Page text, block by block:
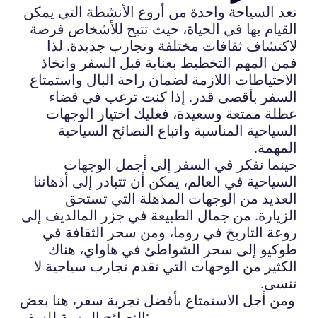
تعد السياحة واحدة من أروع الأنشطة التي يمكن
القيام بها في الحياة، حيث تتيح للأشخاص فرصة
لاكتشاف ثقافات مختلفة وتجارب جديدة. لذا
فمن المهم التخطيط بعناية قبل السفر واتخاذ
الاحتياطات اللازمة لضمان راحة البال واستمتاع
السفر بأقصى قدر. إذا كنت ترغب في قضاء
عطلة ممتعة وسعيدة، فعليك اختيار الوجهات
السياحية المناسبة واتباع النصائح السياحية
المهمة.
حينما نفكر في السفر إلى أجمل الوجهات
السياحية في العالم، يمكن أن تتبادر إلى أذهاننا
العديد من الوجهات المذهلة التي تستحق
الزيارة. من جمال الطبيعة في جزر المالديف إلى
روعة التاريخ في روما، ومن سحر الثقافة في
طوكيو إلى سحر الشواطئ في هاواي، هناك
الكثير من الوجهات التي تقدم تجارب سياحية لا
تنسى.
ومن أجل الاستمتاع بأفضل تجربة سفر، هنا بعض